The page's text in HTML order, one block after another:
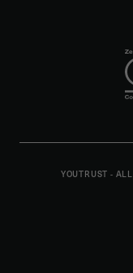
YOUTRUST -